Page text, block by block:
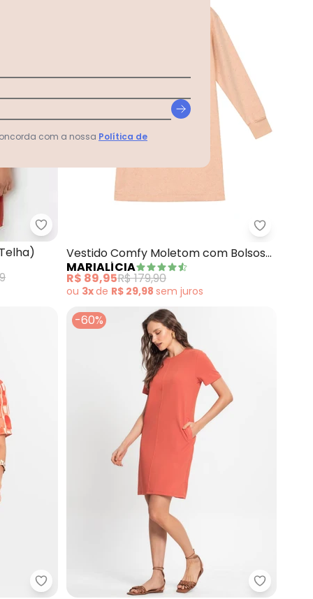
em Malha de Viscose
bonprix - Vestido Decote Quadrado (Telha)
Vestido Comfy Moletom com Bolsos
(Laranja)
MARIALÍCIA
R$ 89,95R$ 179,90
ou 3xde R$ 29,98 sem juros
de Algodão
Select - Vestido Feminino Estampado (Laranja)
-60%
Endless
com a nossa Política de